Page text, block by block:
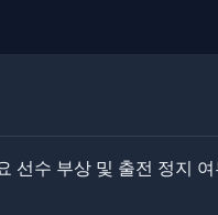
수 부상 및 출전 정지